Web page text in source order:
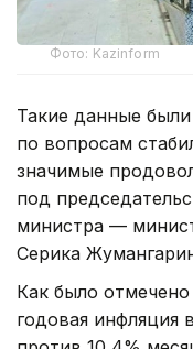
Фото: Kazinform
Такие данные
по вопросам
значимые
под
министра —
Серика
Как было
годовая инфляция